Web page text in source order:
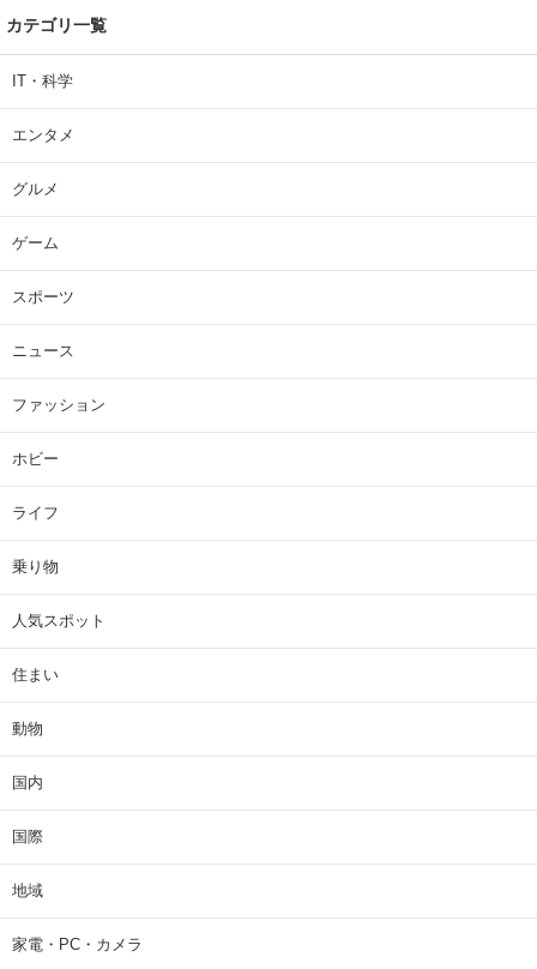
カテゴリ一覧
IT・科学
エンタメ
グルメ
ゲーム
スポーツ
ニュース
ファッション
ホビー
ライフ
乗り物
人気スポット
住まい
動物
国内
国際
地域
家電・PC・カメラ